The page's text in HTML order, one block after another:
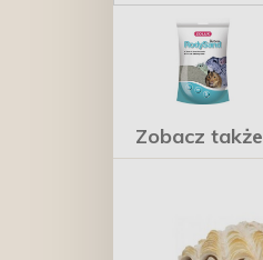
Zobacz także